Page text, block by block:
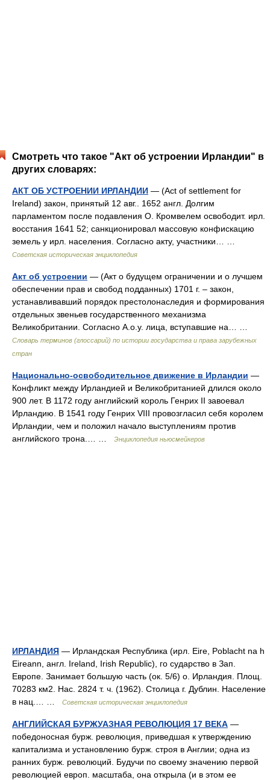
Смотреть что такое "Акт об устроении Ирландии" в
других словарях:
АКТ ОБ УСТРОЕНИИ ИРЛАНДИИ — (Act of settlement for
Ireland) закон, принятый 12 авг.. 1652 англ. Долгим
парламентом после подавления О. Кромвелем освободит. ирл.
восстания 1641 52; санкционировал массовую конфискацию
земель у ирл. населения. Согласно акту, участники… …
Советская историческая энциклопедия
Акт об устроении — (Акт о будущем ограничении и о лучшем
обеспечении прав и свобод подданных) 1701 г. – закон,
устанавливавший порядок престолонаследия и формирования
отдельных звеньев государственного механизма
Великобритании. Согласно А.о.у. лица, вступавшие на… …
Словарь терминов (глоссарий) по истории государства и права зарубежных
стран
Национально‑освободительное движение в Ирландии —
Конфликт между Ирландией и Великобританией длился около
900 лет. В 1172 году английский король Генрих II завоевал
Ирландию. В 1541 году Генрих VIII провозгласил себя королем
Ирландии, чем и положил начало выступлениям против
английского трона.… …
Энциклопедия ньюсмейкеров
ИРЛАНДИЯ — Ирландская Республика (ирл. Eire, Poblacht na h
Eireann, англ. Ireland, Irish Republic), го сударство в Зап.
Европе. Занимает большую часть (ок. 5/6) о. Ирландия. Площ.
70283 км2. Нас. 2824 т. ч. (1962). Столица г. Дублин. Население
в нац.… …
Советская историческая энциклопедия
АНГЛИЙСКАЯ БУРЖУАЗНАЯ РЕВОЛЮЦИЯ 17 ВЕКА —
победоносная бурж. революция, приведшая к утверждению
капитализма и установлению бурж. строя в Англии; одна из
ранних бурж. революций. Будучи по своему значению первой
революцией европ. масштаба, она открыла (и в этом ее